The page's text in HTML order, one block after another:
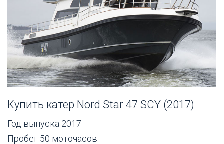
Купить катер Nord Star 47 SCY (2017)
Год выпуска 2017
Пробег 50 моточасов